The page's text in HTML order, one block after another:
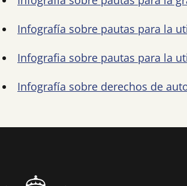
Infografía sobre pautas para la
Infografia sobre pautas para la
Infografía sobre derechos de